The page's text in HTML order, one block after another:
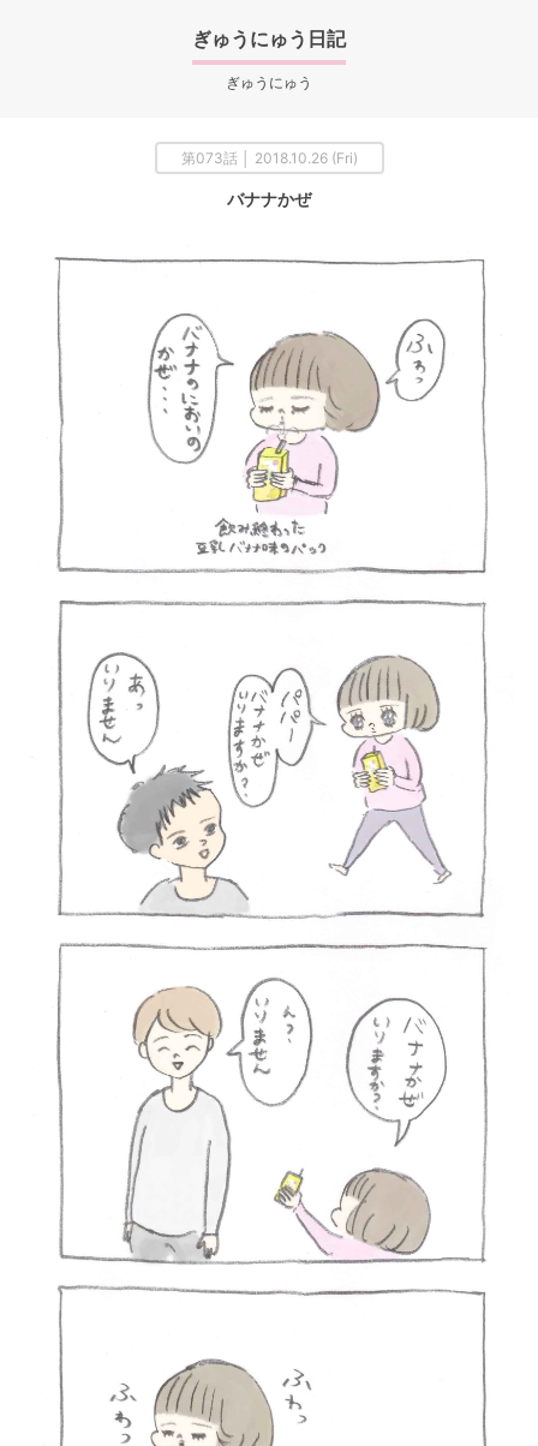
ぎゅうにゅう日記
ぎゅうにゅう
第073話 │ 2018.10.26 (Fri)
バナナかぜ